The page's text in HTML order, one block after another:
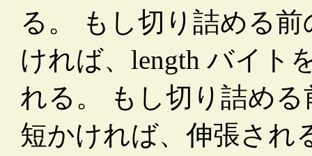
る。 もし切り詰める
ければ、length バイト
れる。 もし切り詰め
短かければ、伸張され